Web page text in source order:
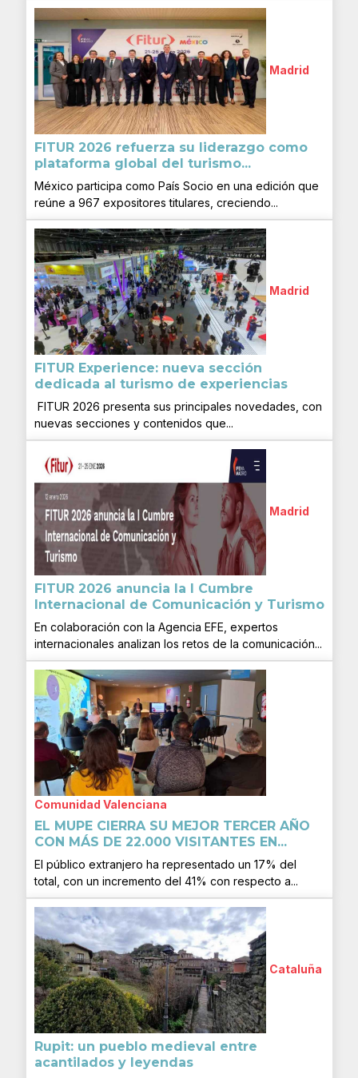
Madrid
FITUR 2026 refuerza su liderazgo como
plataforma global del turismo...
México participa como País Socio en una edición que
reúne a 967 expositores titulares, creciendo...
Madrid
FITUR Experience: nueva sección
dedicada al turismo de experiencias
FITUR 2026 presenta sus principales novedades, con
nuevas secciones y contenidos que...
Madrid
FITUR 2026 anuncia la I Cumbre
Internacional de Comunicación y Turismo
En colaboración con la Agencia EFE, expertos
internacionales analizan los retos de la comunicación...
Comunidad Valenciana
EL MUPE CIERRA SU MEJOR TERCER AÑO
CON MÁS DE 22.000 VISITANTES EN...
El público extranjero ha representado un 17% del
total, con un incremento del 41% con respecto a...
Cataluña
Rupit: un pueblo medieval entre
acantilados y leyendas